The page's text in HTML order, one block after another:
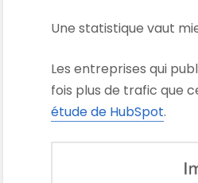
Une statistique vaut
Les entreprises qui
fois plus de trafic que
étude de HubSpot.